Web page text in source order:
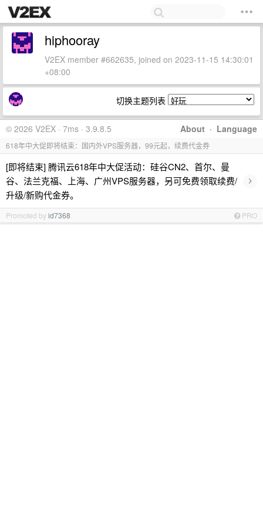
hiphooray
V2EX member #662635, joined on 2023-11-15 14:30:01
+08:00
切换主题列表
About · Language
© 2026 V2EX · 7ms · 3.9.8.5
618年中大促即将结束：国内外VPS服务器，99元起，续费代金券
[即将结束] 腾讯云618年中大促活动：硅谷CN2、首尔、曼
谷、法兰克福、上海、广州VPS服务器，另可免费领取续费/
升级/新购代金券。
›
Promoted byid7368 PRO